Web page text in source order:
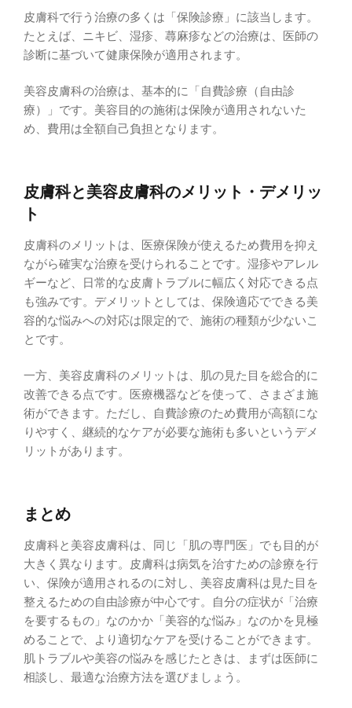
皮膚科で行う治療の多くは「保険診療」に該当します。
たとえば、ニキビ、湿疹、蕁麻疹などの治療は、医師の
診断に基づいて健康保険が適用されます。
美容皮膚科の治療は、基本的に「自費診療（自由診
療）」です。美容目的の施術は保険が適用されないた
め、費用は全額自己負担となります。
皮膚科と美容皮膚科のメリット・デメリッ
ト
皮膚科のメリットは、医療保険が使えるため費用を抑え
ながら確実な治療を受けられることです。湿疹やアレル
ギーなど、日常的な皮膚トラブルに幅広く対応できる点
も強みです。デメリットとしては、保険適応でできる美
容的な悩みへの対応は限定的で、施術の種類が少ないこ
とです。
一方、美容皮膚科のメリットは、肌の見た目を総合的に
改善できる点です。医療機器などを使って、さまざま施
術ができます。ただし、自費診療のため費用が高額にな
りやすく、継続的なケアが必要な施術も多いというデメ
リットがあります。
まとめ
皮膚科と美容皮膚科は、同じ「肌の専門医」でも目的が
大きく異なります。皮膚科は病気を治すための診療を行
い、保険が適用されるのに対し、美容皮膚科は見た目を
整えるための自由診療が中心です。自分の症状が「治療
を要するもの」なのかか「美容的な悩み」なのかを見極
めることで、より適切なケアを受けることができます。
肌トラブルや美容の悩みを感じたときは、まずは医師に
相談し、最適な治療方法を選びましょう。